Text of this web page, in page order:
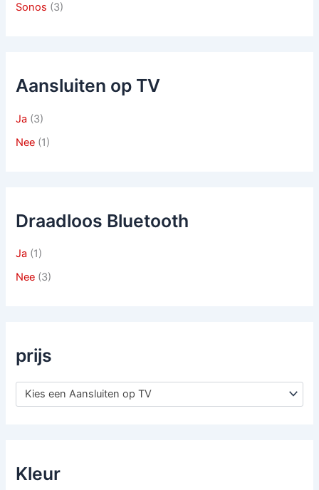
Sonos (3)
Aansluiten op TV
Ja (3)
Nee (1)
Draadloos Bluetooth
Ja (1)
Nee (3)
prijs
Kies een Aansluiten op TV
Kleur